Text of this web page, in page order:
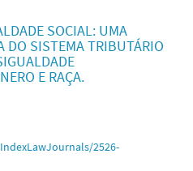
SOCIAL: UMA
DO SISTEMA TRIBUTÁRIO
E RAÇA.
2526-